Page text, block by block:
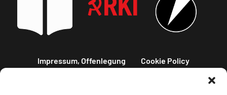
Impressum, Offenlegung Cookie Policy